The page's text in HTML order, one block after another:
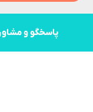
پاسخگو و مشاوره ۲۴ساعته